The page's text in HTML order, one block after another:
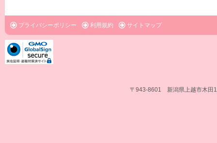
プライバシーポリシー 利用規約 サイトマップ
〒943-8601 新潟県上越市木